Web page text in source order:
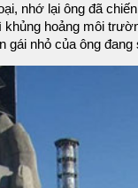
nhớ lại ông đã
hoảng môi
gái nhỏ của ông đang